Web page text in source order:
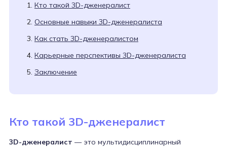
Кто такой 3D-дженералист
Основные навыки 3D-дженералиста
Как стать 3D-дженералистом
Карьерные перспективы 3D-дженералиста
Заключение
Кто такой 3D-дженералист
3D-дженералист — это мультидисциплинарный